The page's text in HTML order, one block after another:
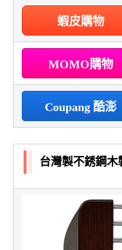
蝦皮購物
MOMO購物
Coupang 酷澎
台灣製不銹鋼木